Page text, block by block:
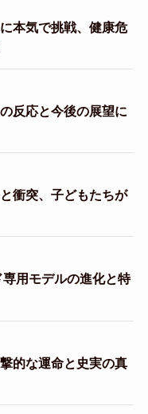
本気で挑戦、健康危
反応と今後の展望に
衝突、子どもたちが
専用モデルの進化と特
的な運命と史実の真